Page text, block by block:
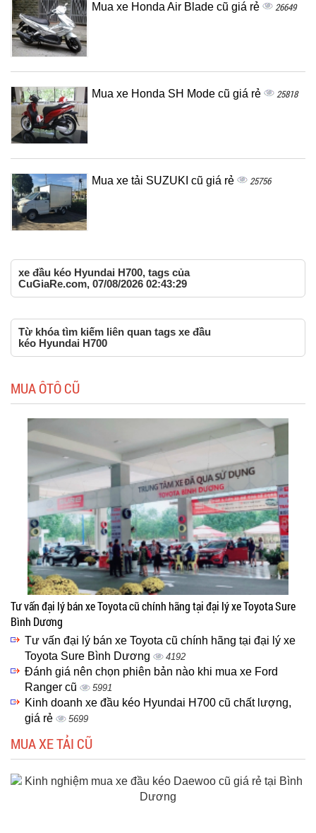
Mua xe Honda Air Blade cũ giá rẻ 26649
Mua xe Honda SH Mode cũ giá rẻ 25818
Mua xe tải SUZUKI cũ giá rẻ 25756
xe đầu kéo Hyundai H700, tags của
CuGiaRe.com, 07/08/2026 02:43:29
Từ khóa tìm kiếm liên quan tags xe đầu
kéo Hyundai H700
MUA ÔTÔ CŨ
Tư vấn đại lý bán xe Toyota cũ chính hãng tại đại lý xe Toyota Sure
Bình Dương
Tư vấn đại lý bán xe Toyota cũ chính hãng tại đại lý xe
Toyota Sure Bình Dương
4192
Đánh giá nên chọn phiên bản nào khi mua xe Ford
Ranger cũ
5991
Kinh doanh xe đầu kéo Hyundai H700 cũ chất lượng,
giá rẻ
5699
MUA XE TẢI CŨ